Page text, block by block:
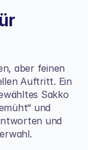
aber feinen
Auftritt. Ein
Sakko
und
und